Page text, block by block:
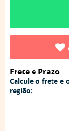
Frete e Prazo
Calcule o frete e
região: